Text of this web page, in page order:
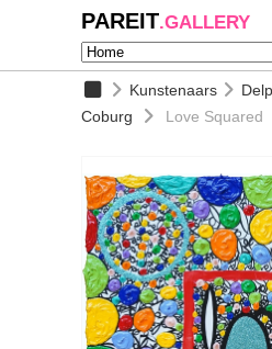
PAREIT.GALLERY
Kunstenaars
Coburg
Love Squared